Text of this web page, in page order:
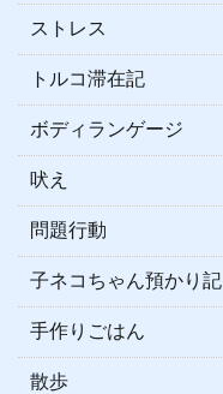
ストレス
トルコ滞在記
ボディランゲージ
吠え
問題行動
子ネコちゃん預かり記
手作りごはん
散歩